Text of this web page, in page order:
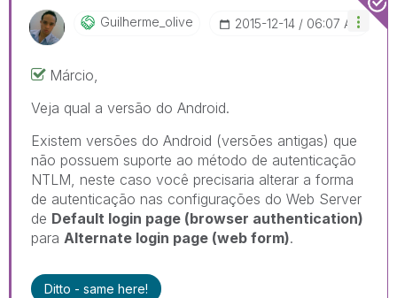
Guilherme_olive ‎2015-12-14 06:07 AM
Márcio,
Veja qual a versão do Android.
Existem versões do Android (versões antigas) que
não possuem suporte ao método de autenticação
NTLM, neste caso você precisaria alterar a forma
de autenticação nas configurações do Web Server
de Default login page (browser authentication)
para Alternate login page (web form).
Ditto - same here!